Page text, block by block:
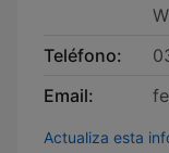
Teléfono:
Email:
Actualiza esta